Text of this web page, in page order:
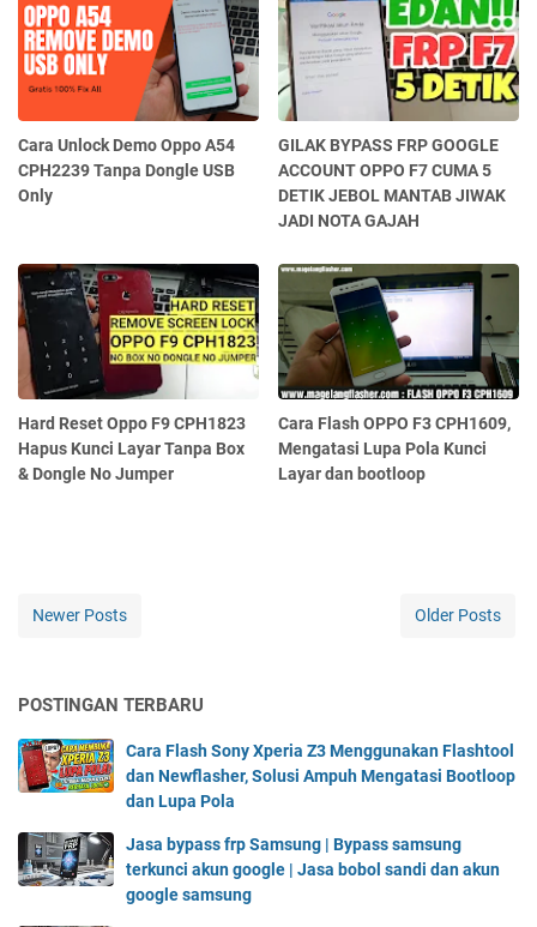
Cara Unlock Demo Oppo A54
CPH2239 Tanpa Dongle USB
Only
GILAK BYPASS FRP GOOGLE
ACCOUNT OPPO F7 CUMA 5
DETIK JEBOL MANTAB JIWAK
JADI NOTA GAJAH
Hard Reset Oppo F9 CPH1823
Hapus Kunci Layar Tanpa Box
& Dongle No Jumper
Cara Flash OPPO F3 CPH1609,
Mengatasi Lupa Pola Kunci
Layar dan bootloop
Newer Posts Older Posts
POSTINGAN TERBARU
Cara Flash Sony Xperia Z3 Menggunakan Flashtool
dan Newflasher, Solusi Ampuh Mengatasi Bootloop
dan Lupa Pola
Jasa bypass frp Samsung | Bypass samsung
terkunci akun google | Jasa bobol sandi dan akun
google samsung